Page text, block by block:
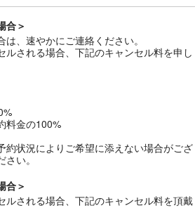
合＞
、速やかにご連絡ください。
ルされる場合、下記のキャンセル料を申し
料金の100%
約状況によりご希望に添えない場合がござ
い。
合＞
ルされる場合、下記のキャンセル料を頂戴